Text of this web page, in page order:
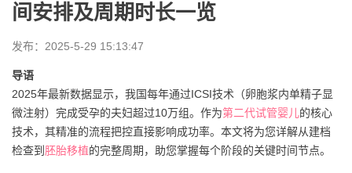
间安排及周期时长一览
发布：2025-5-29 15:13:47
导语
2025年最新数据显示，我国每年通过ICSI技术（卵胞浆内单精子显
微注射）完成受孕的夫妇超过10万组。作为第二代试管婴儿的核心
技术，其精准的流程把控直接影响成功率。本文将为您详解从建档
检查到 胚胎移植的完整周期，助您掌握每个阶段的关键时间节点。